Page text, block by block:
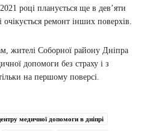
році планується ще в дев’яти
ремонт інших поверхів.
жителі Соборної району Дніпра
допомоги без страху і з
на першому поверсі.
медичної допомоги в дніпрі